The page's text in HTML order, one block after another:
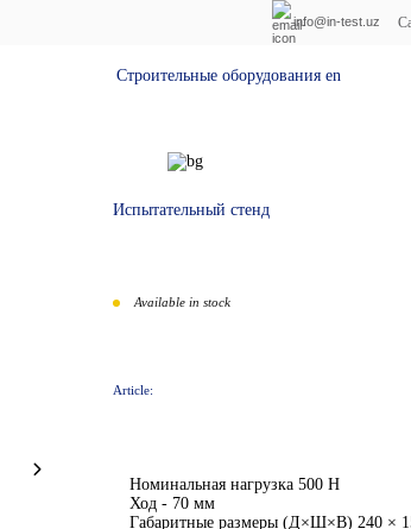
info@in-test.uz
Строительные оборудования en
Испытательный стенд
Available in stock
Article:
Номинальная нагрузка 500 Н
Ход - 70 мм
Габаритные размеры (Д×Ш×В) 240 ×